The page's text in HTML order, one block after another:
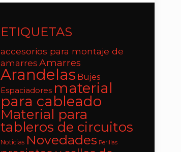
ETIQUETAS
accesorios para montaje de
amarresAmarres
Arandelas Bujes
Espaciadores material
para cableado
Material para
tableros de circuitos
Noticias Novedades Perillas